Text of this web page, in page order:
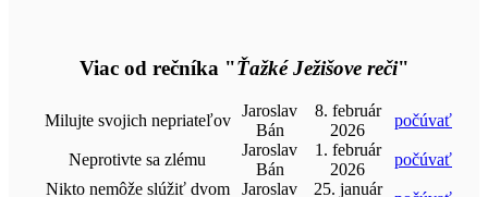
Viac od rečníka "Ťažké Ježišove reči"
Milujte svojich nepriateľov
Jaroslav
Bán
8. február
2026
počúvať
Neprotivte sa zlému
Jaroslav
Bán
1. február
2026
počúvať
Nikto nemôže slúžiť dvom
Jaroslav
25. január